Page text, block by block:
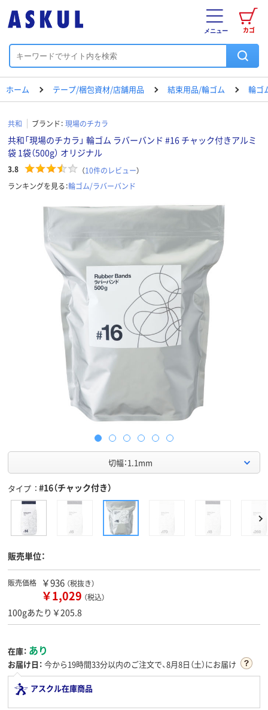
カゴ
メニュー
ホーム テープ/梱包資材/店舗用品 結束用品/輪ゴム 輪ゴ
共和 ブランド： 現場のチカラ
共和「現場のチカラ」 輪ゴム ラバーバンド #16 チャック付きアルミ
袋 1袋（500g） オリジナル
3.8 （10件のレビュー）
ランキングを見る：輪ゴム/ラバーバンド
切幅：1.1mm
タイプ #16（チャック付き）
販売単位：
販売価格 ￥936 （税抜き）
￥1,029 （税込）
100gあたり￥205.8
在庫： あり
お届け日： 今から19時間33分以内のご注文で、8月8日（土）にお届け
アスクル在庫商品